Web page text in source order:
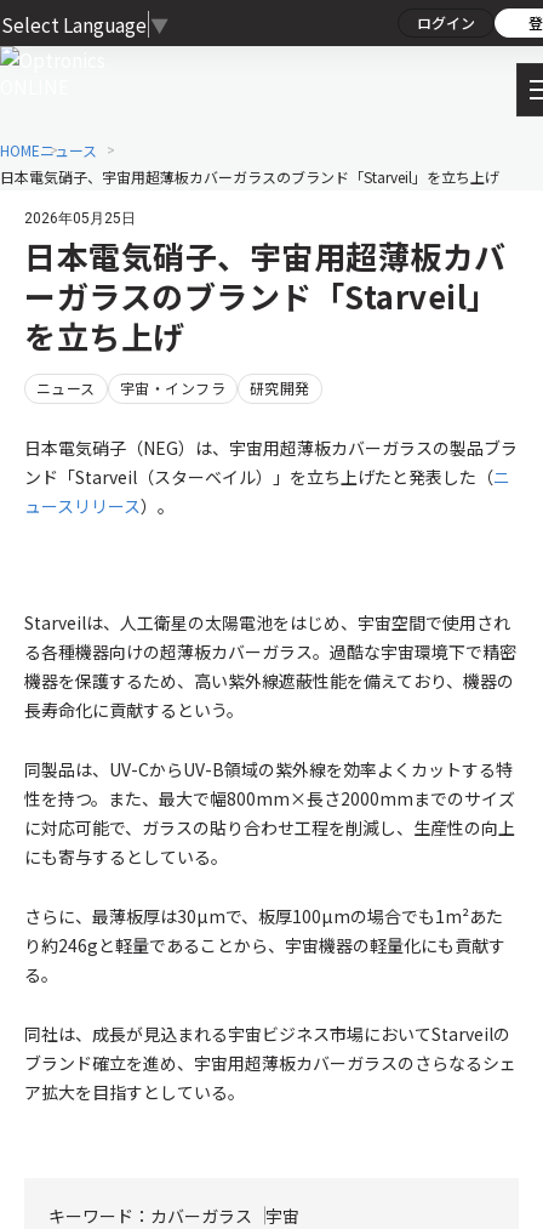
Select Language ▼ ログイン
HOMEニュース
日本電気硝子、宇宙用超薄板カバーガラスのブランド「Starveil」を立ち上げ
2026年05月25日
日本電気硝子、宇宙用超薄板カバ
ーガラスのブランド「Starveil」
を立ち上げ
ニュース 宇宙・インフラ 研究開発
日本電気硝子（NEG）は、宇宙用超薄板カバーガラスの製品ブラ
ンド「Starveil（スターベイル）」を立ち上げたと発表した（ニ
ュースリリース）。
Starveilは、人工衛星の太陽電池をはじめ、宇宙空間で使用され
る各種機器向けの超薄板カバーガラス。過酷な宇宙環境下で精密
機器を保護するため、高い紫外線遮蔽性能を備えており、機器の
長寿命化に貢献するという。
同製品は、UV-CからUV-B領域の紫外線を効率よくカットする特
性を持つ。また、最大で幅800mm×長さ2000mmまでのサイズ
に対応可能で、ガラスの貼り合わせ工程を削減し、生産性の向上
にも寄与するとしている。
さらに、最薄板厚は30µmで、板厚100µmの場合でも1m²あた
り約246gと軽量であることから、宇宙機器の軽量化にも貢献す
る。
同社は、成長が見込まれる宇宙ビジネス市場においてStarveilの
ブランド確立を進め、宇宙用超薄板カバーガラスのさらなるシェ
ア拡大を目指すとしている。
キーワード： カバーガラス 宇宙